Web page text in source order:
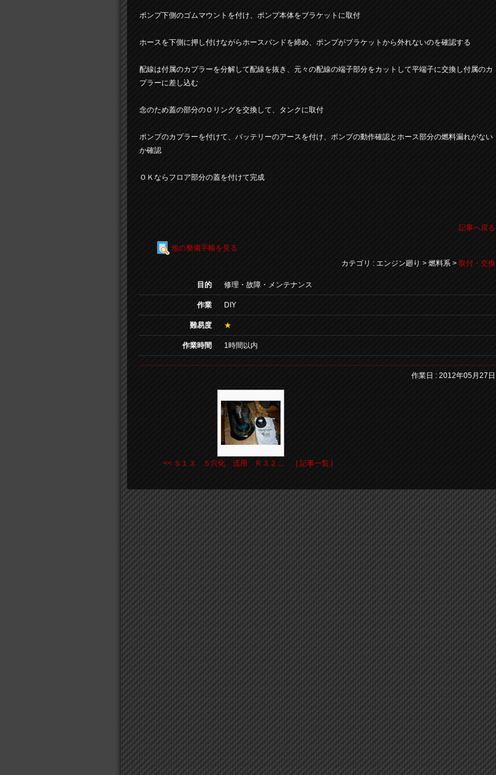
ポンプ下側のゴムマウントを付け、ポンプ本体をブラケットに取付
ホースを下側に押し付けながらホースバンドを締め、ポンプがブラケットから外れないのを確認する
配線は付属のカプラーを分解して配線を抜き、元々の配線の端子部分をカットして平端子に交換し付属のカ
プラーに差し込む
念のため蓋の部分のＯリングを交換して、タンクに取付
ポンプのカプラーを付けて、バッテリーのアースを付け、ポンプの動作確認とホース部分の燃料漏れがない
か確認
ＯＫならフロア部分の蓋を付けて完成
記事へ戻る
他の整備手帳を見る
カテゴリ : エンジン廻り > 燃料系 > 取付・交換
目的 修理・故障・メンテナンス
作業 DIY
難易度 ★
作業時間 1時間以内
作業日 : 2012年05月27日
<< Ｓ１３ ５穴化 流用 Ｒ３２ ... | 記事一覧 |